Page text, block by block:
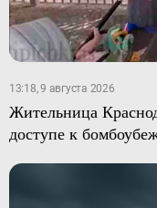
13:18, 9 августа 2026
Жительница
доступе к